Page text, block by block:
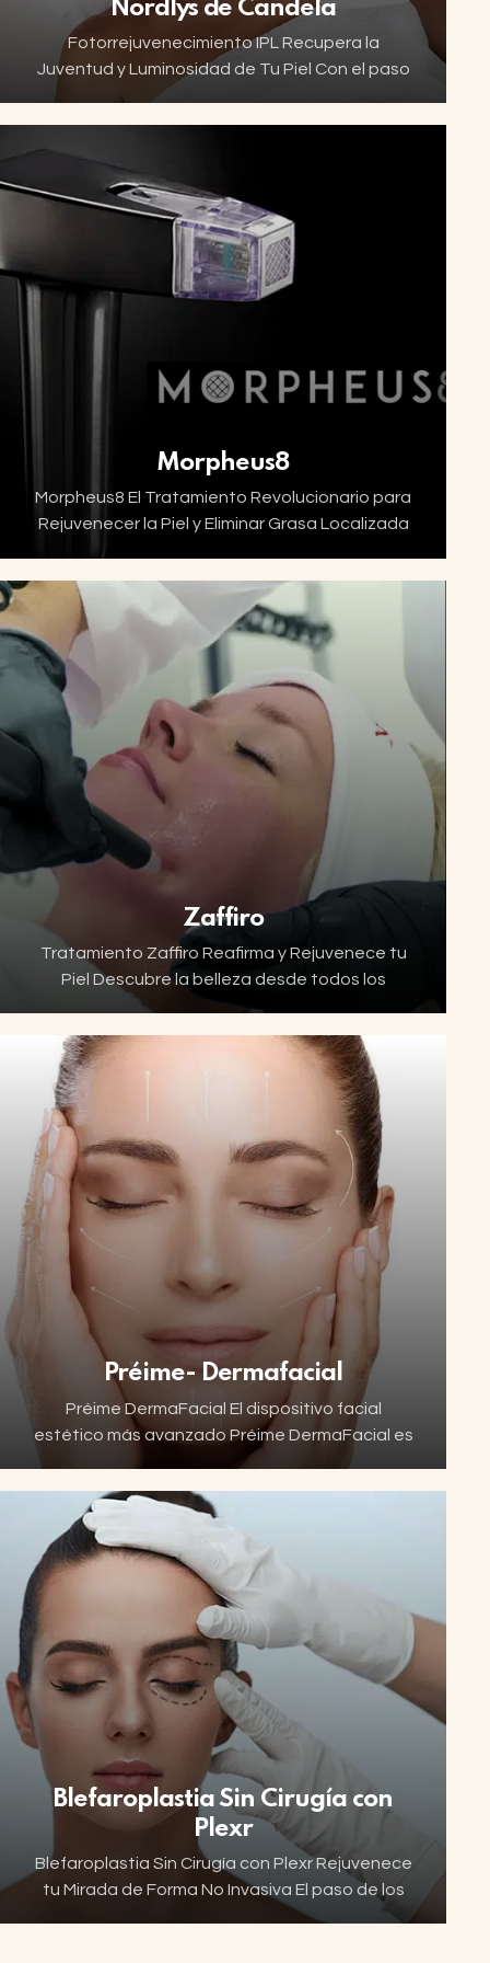
Nordlys de Candela
Fotorrejuvenecimiento IPL Recupera la
Juventud y Luminosidad de Tu Piel Con el paso
la edad y la exposición al sol. Manchas oscuras,
Morpheus8
Morpheus8 El Tratamiento Revolucionario para
Rejuvenecer la Piel y Eliminar Grasa Localizada
de expresión, flacidez, celulitis, grasa
localizada y tratamiento del acné en…
Zaffiro
Tratamiento Zaffiro Reafirma y Rejuvenece tu
Piel Descubre la belleza desde todos los
ángulos con Zaffiro, un tratamiento
revolucionario para el rejuvenecimiento facial y
corporal. Este avanzado equipo médico
Préime- Dermafacial
Préime DermaFacial El dispositivo facial
estético más avanzado Préime DermaFacial es
el dispositivo facial estético más innovador del
mundo, líder en tratamientos personalizados.
Con una exclusiva combinación de cinco
Blefaroplastia Sin Cirugía con
Plexr
Blefaroplastia Sin Cirugía con Plexr Rejuvenece
tu Mirada de Forma No Invasiva El paso de los
años deja huella en nuestra mirada. Los